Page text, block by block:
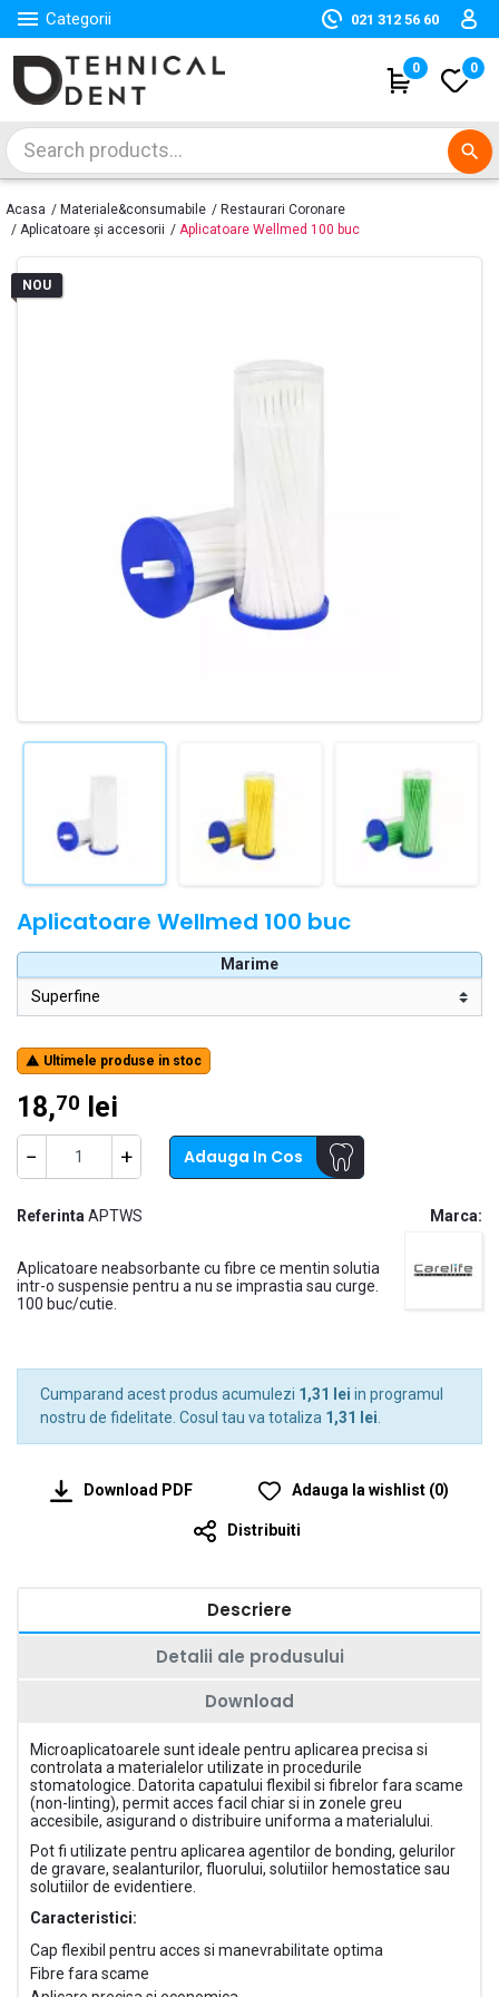
 Categorii 021 312 56 60
0 0
search
Acasa Materiale&consumabile
Restaurari Coronare
Aplicatoare și accesorii
Aplicatoare Wellmed 100 buc
NOU
Aplicatoare Wellmed 100 buc
Marime
 Ultimele produse in stoc
18,70 lei
− + Adauga In Cos
Marca:
Referinta APTWS
Aplicatoare neabsorbante cu fibre ce mentin solutia
intr-o suspensie pentru a nu se imprastia sau curge.
100 buc/cutie.
Cumparand acest produs acumulezi 1,31 lei in programul
nostru de fidelitate. Cosul tau va totaliza 1,31 lei
Download PDF Adauga la wishlist (0)
Distribuiti
Descriere
Detalii ale produsului
Download
Microaplicatoarele sunt ideale pentru aplicarea precisa si
controlata a materialelor utilizate in procedurile
stomatologice. Datorita capatului flexibil si fibrelor fara scame
(non-linting), permit acces facil chiar si in zonele greu
accesibile, asigurand o distribuire uniforma a materialului.
Pot fi utilizate pentru aplicarea agentilor de bonding, gelurilor
de gravare, sealanturilor, fluorului, solutiilor hemostatice sau
solutiilor de evidentiere.
Caracteristici:
Cap flexibil pentru acces si manevrabilitate optima
Fibre fara scame